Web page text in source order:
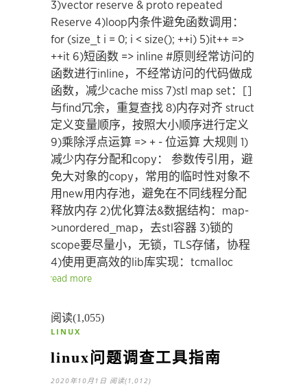
3)vector reserve & proto repeated
Reserve 4)loop内条件避免函数调用：
for (size_t i = 0; i < size(); ++i) 5)it++ =>
++it 6)短函数 => inline #原则经常访问的
函数进行inline，不经常访问的代码做成
函数，减少cache miss 7)stl map set：[]
与find冗余，重复查找 8)内存对齐 struct
定义变量顺序，按照大小顺序进行定义
9)乘除浮点运算 => + - 位运算 大规则 1)
减少内存分配和copy： 参数传引用，避
免大对象的copy，常用的临时性对象不
用new用内存池，避免在不同线程分配
释放内存 2)优化算法&数据结构：map-
>unordered_map，去stl容器 3)锁的
scope要尽量小，无锁，TLS存储，协程
4)使用更高效的lib库实现：tcmalloc
read more
阅读(1,055)
LINUX
linux问题调查工具指南
2020年10月1日 阅读(1,012)